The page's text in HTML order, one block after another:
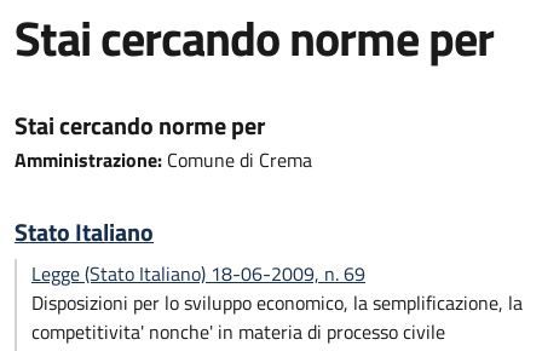
Stai cercando norme per
Stai cercando norme per
Amministrazione: Comune di Crema
Stato Italiano
Legge (Stato Italiano) 18-06-2009, n. 69
Disposizioni per lo sviluppo economico, la semplificazione, la
competitivita' nonche' in materia di processo civile